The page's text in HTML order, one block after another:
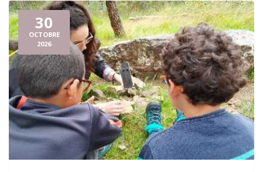
30
OCTOBRE
2026